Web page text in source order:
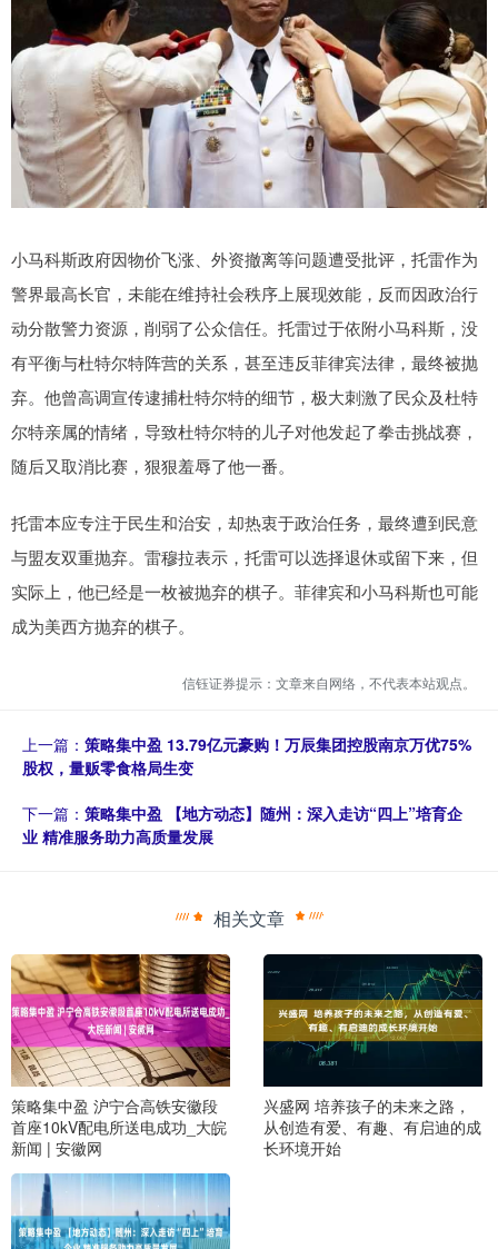
小马科斯政府因物价飞涨、外资撤离等问题遭受批评，托雷作为
警界最高长官，未能在维持社会秩序上展现效能，反而因政治行
动分散警力资源，削弱了公众信任。托雷过于依附小马科斯，没
有平衡与杜特尔特阵营的关系，甚至违反菲律宾法律，最终被抛
弃。他曾高调宣传逮捕杜特尔特的细节，极大刺激了民众及杜特
尔特亲属的情绪，导致杜特尔特的儿子对他发起了拳击挑战赛，
随后又取消比赛，狠狠羞辱了他一番。
托雷本应专注于民生和治安，却热衷于政治任务，最终遭到民意
与盟友双重抛弃。雷穆拉表示，托雷可以选择退休或留下来，但
实际上，他已经是一枚被抛弃的棋子。菲律宾和小马科斯也可能
成为美西方抛弃的棋子。
信钰证券提示：文章来自网络，不代表本站观点。
上一篇： 策略集中盈 13.79亿元豪购！万辰集团控股南京万优75%
股权，量贩零食格局生变
下一篇： 策略集中盈 【地方动态】随州：深入走访“四上”培育企
业 精准服务助力高质量发展
相关文章
策略集中盈 沪宁合高铁安徽段
首座10kV配电所送电成功_大皖
新闻 | 安徽网
兴盛网 培养孩子的未来之路，
从创造有爱、有趣、有启迪的成
长环境开始